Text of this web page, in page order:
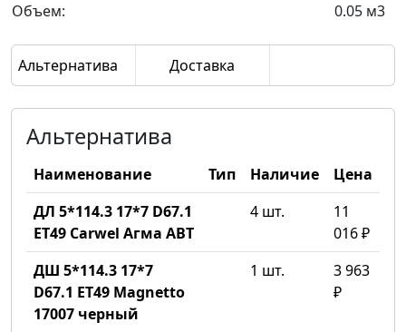
Объем:
0.05 м3
Альтернатива Доставка
Альтернатива
Наименование Тип Наличие
Цена
ДЛ 5*114.3 17*7 D67.1
ET49 Carwel Агма ABT
4 шт.
11
016 ₽
ДШ 5*114.3 17*7
D67.1 ET49 Magnetto
17007 черный
1 шт.
3 963
₽